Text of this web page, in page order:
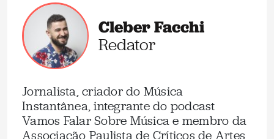
Cleber Facchi
Redator
Jornalista, criador do Música
Instantânea, integrante do podcast
Vamos Falar Sobre Música e membro da
Associação Paulista de Críticos de Artes